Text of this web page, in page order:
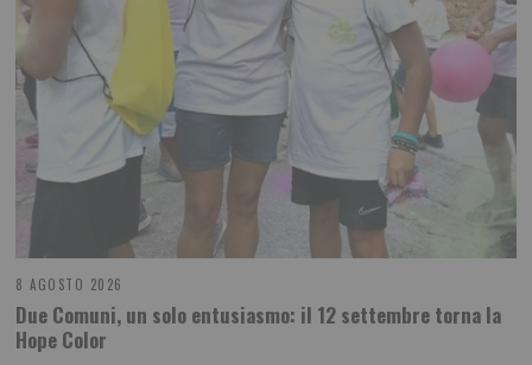
8 AGOSTO 2026
Due Comuni, un solo entusiasmo: il 12 settembre torna la
Hope Color